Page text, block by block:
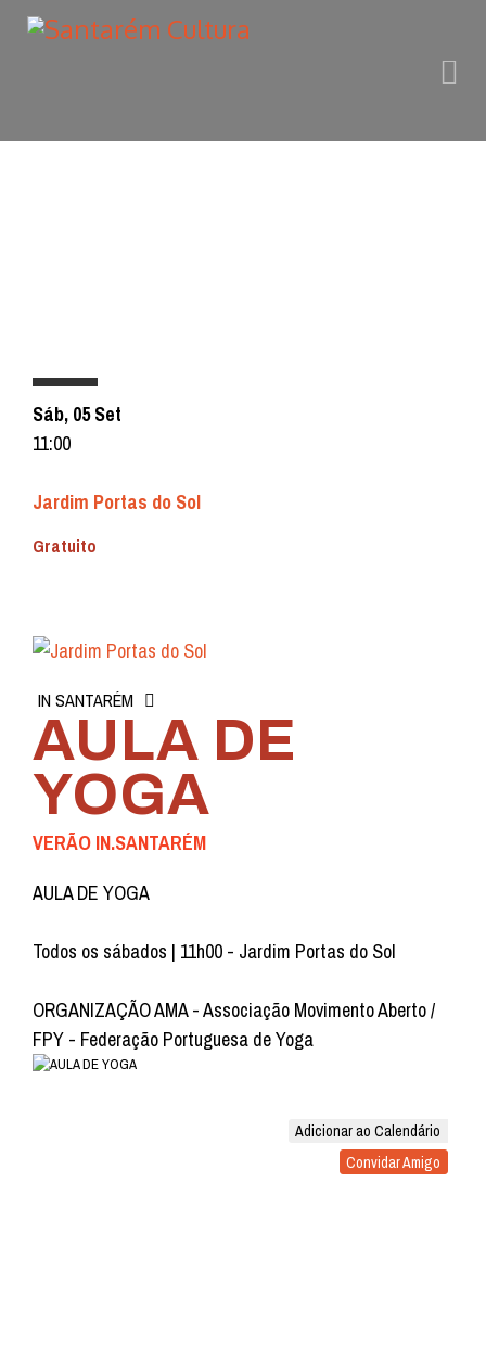
Sáb, 05 Set
11:00
Jardim Portas do Sol
Gratuito
IN SANTARÉM
AULA DE
YOGA
VERÃO IN.SANTARÉM
AULA DE YOGA
Todos os sábados | 11h00 - Jardim Portas do Sol
ORGANIZAÇÃO AMA - Associação Movimento Aberto /
FPY - Federação Portuguesa de Yoga
Adicionar ao Calendário
Convidar Amigo